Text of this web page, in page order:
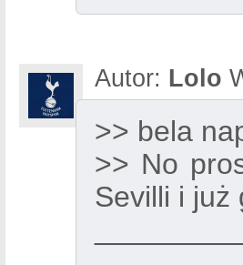
Autor: Lolo
>> bela
>> No
Sevilli i już